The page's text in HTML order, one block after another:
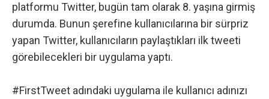
platformu Twitter, bugün tam olarak 8. yaşına girmiş
durumda. Bunun şerefine kullanıcılarına bir sürpriz
yapan Twitter, kullanıcıların paylaştıkları ilk tweeti
görebilecekleri bir uygulama yaptı.
#FirstTweet adındaki uygulama ile kullanıcı adınızı